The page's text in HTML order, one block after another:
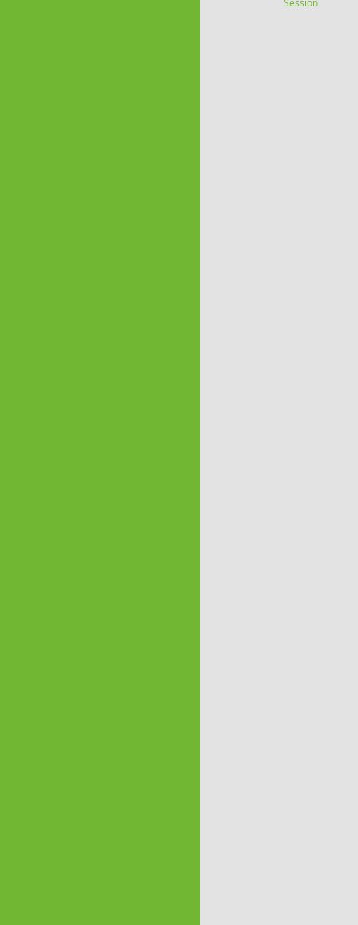
Session